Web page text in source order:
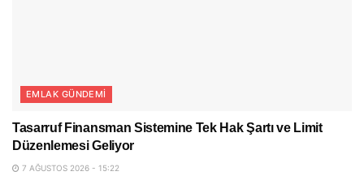
EMLAK GÜNDEMI
Tasarruf Finansman Sistemine Tek Hak Şartı ve Limit
Düzenlemesi Geliyor
7 AĞUSTOS 2026 - 15:22